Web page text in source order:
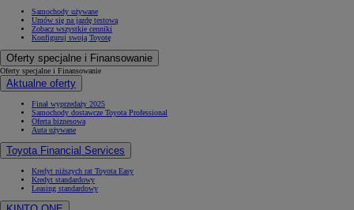
Samochody używane
Umów się na jazdę testową
Zobacz wszystkie cenniki
Konfiguruj swoją Toyotę
Oferty specjalne i Finansowanie
Oferty specjalne i Finansowanie
Aktualne oferty
Finał wyprzedaży 2025
Samochody dostawcze Toyota Professional
Oferta biznesowa
Auta używane
Toyota Financial Services
Kredyt niższych rat Toyota Easy
Kredyt standardowy
Leasing standardowy